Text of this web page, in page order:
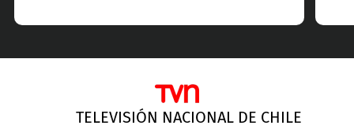
TELEVISIÓN NACIONAL DE CHILE